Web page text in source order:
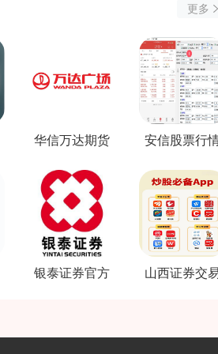
更多
华信万达期货
软件下载
安信股票行
软件下载
银泰证券官方 山西证券交